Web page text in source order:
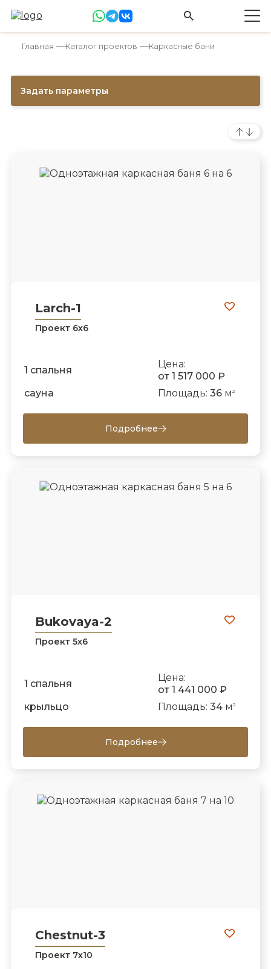
Главная Каталог проектов Каркасные бани
Задать параметры
Larch-1
Проект 6х6
1 спальня
Цена:
от 1 517 000 ₽
сауна
Площадь: 36м 2
Подробнее
Bukovaya-2
Проект 5х6
1 спальня
Цена:
от 1 441 000 ₽
крыльцо
Площадь: 34м 2
Подробнее
Chestnut-3
Проект 7х10